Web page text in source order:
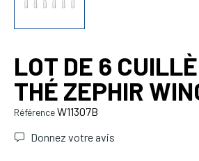
LOT DE 6
THÉ ZEPHIR
RéférenceW11307B
Donnez votre avis